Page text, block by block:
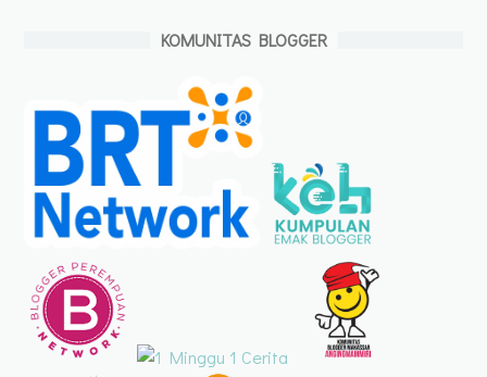
KOMUNITAS BLOGGER